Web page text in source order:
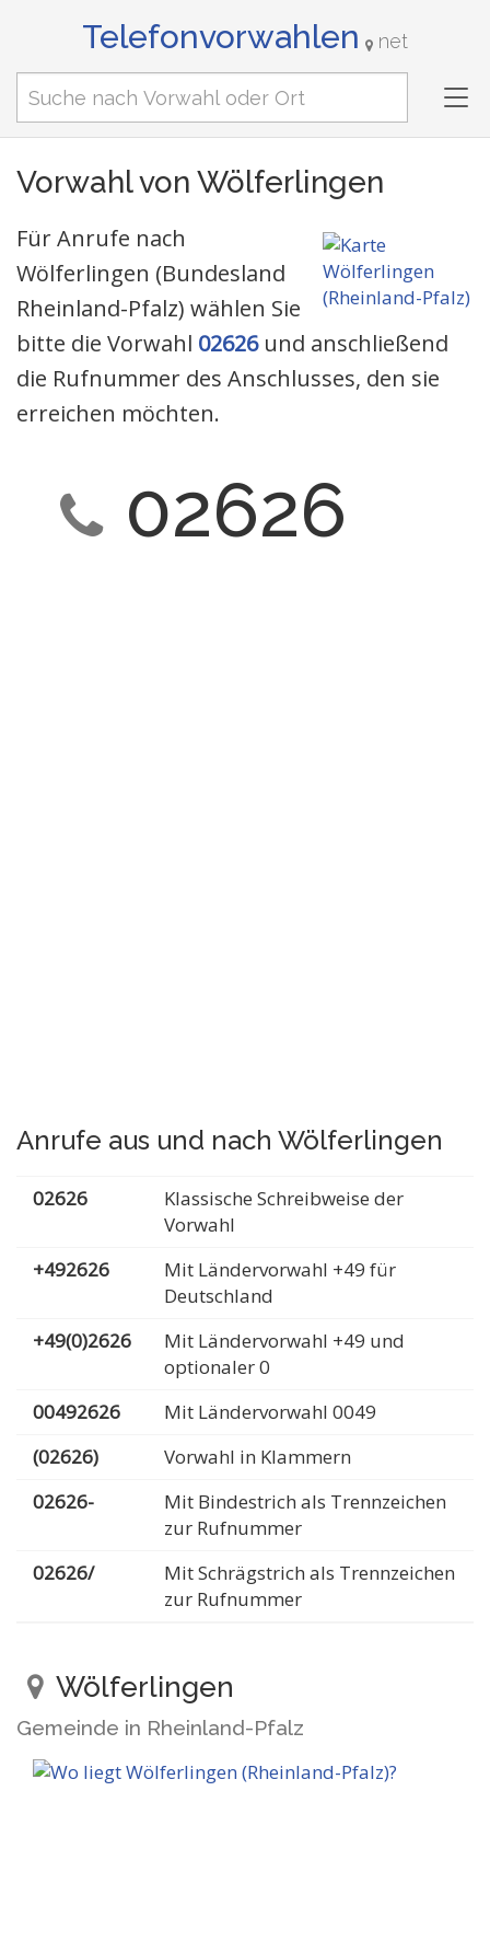
Telefonvorwahlen net
Vorwahl von Wölferlingen
Für Anrufe nach
Wölferlingen (Bundesland
Rheinland-Pfalz) wählen Sie
bitte die Vorwahl 02626und anschließend
die Rufnummer des Anschlusses, den sie
erreichen möchten.
02626
Anrufe aus und nach Wölferlingen
02626
Klassische Schreibweise der
Vorwahl
+492626
Mit Ländervorwahl +49 für
Deutschland
+49(0)2626
Mit Ländervorwahl +49 und
optionaler 0
00492626
Mit Ländervorwahl 0049
(02626)
Vorwahl in Klammern
02626-
Mit Bindestrich als Trennzeichen
zur Rufnummer
02626/
Mit Schrägstrich als Trennzeichen
zur Rufnummer
Wölferlingen
Gemeinde in Rheinland-Pfalz